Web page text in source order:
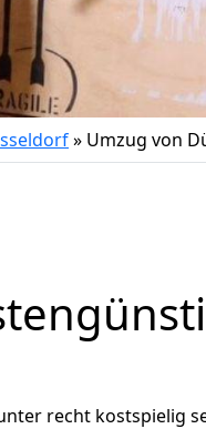
» Umzug von
recht kostspielig